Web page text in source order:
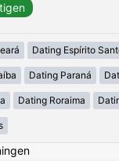
Dating Espírito
Dating Paraná
Dating Roraima